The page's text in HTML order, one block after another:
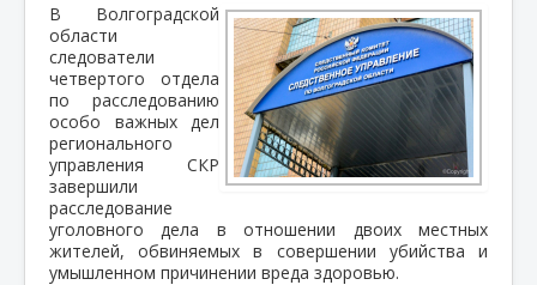
В Волгоградской
области
следователи
четвертого отдела
по расследованию
особо важных дел
регионального
управления СКР
завершили
расследование
уголовного дела в отношении двоих местных
жителей, обвиняемых в совершении убийства и
умышленном причинении вреда здоровью.